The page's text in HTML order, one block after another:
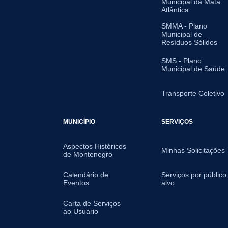
Atlântica
SMMA - Plano
Municipal de
Resíduos Sólidos
SMS - Plano
Municipal de Saúde
Transporte Coletivo
MUNICÍPIO
Aspectos Históricos
de Montenegro
Calendário de
Eventos
Carta de Serviços
ao Usuário
SERVIÇOS
Minhas Solicitações
Serviços por público
alvo